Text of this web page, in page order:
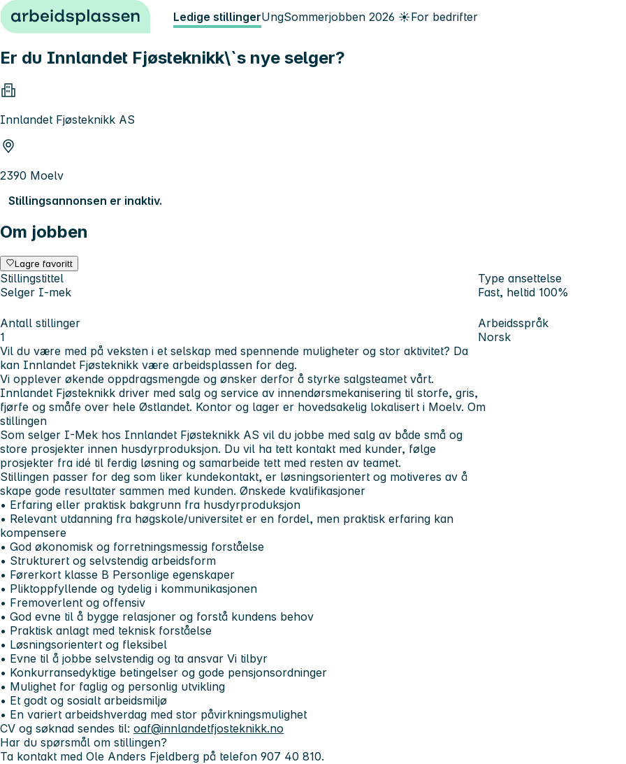
Hopp til innhold Ledige stillingerUngSommerjobben 2026 ☀️For bedrifter
Er du Innlandet Fjøsteknikk\`s nye selger?
Innlandet Fjøsteknikk AS
2390 Moelv
Stillingsannonsen er inaktiv.
Om jobben
Lagre favoritt
Stillingstittel
Selger I-mek
Type ansettelse
Fast, heltid 100%
Antall stillinger
1
Arbeidsspråk
Norsk
Vil du være med på veksten i et selskap med spennende muligheter og stor aktivitet? Da
kan Innlandet Fjøsteknikk være arbeidsplassen for deg.
Vi opplever økende oppdragsmengde og ønsker derfor å styrke salgsteamet vårt.
Innlandet Fjøsteknikk driver med salg og service av innendørsmekanisering til storfe, gris,
fjørfe og småfe over hele Østlandet. Kontor og lager er hovedsakelig lokalisert i Moelv. Om
stillingen
Som selger I-Mek hos Innlandet Fjøsteknikk AS vil du jobbe med salg av både små og
store prosjekter innen husdyrproduksjon. Du vil ha tett kontakt med kunder, følge
prosjekter fra idé til ferdig løsning og samarbeide tett med resten av teamet.
Stillingen passer for deg som liker kundekontakt, er løsningsorientert og motiveres av å
skape gode resultater sammen med kunden. Ønskede kvalifikasjoner
• Erfaring eller praktisk bakgrunn fra husdyrproduksjon
• Relevant utdanning fra høgskole/universitet er en fordel, men praktisk erfaring kan
kompensere
• God økonomisk og forretningsmessig forståelse
• Strukturert og selvstendig arbeidsform
• Førerkort klasse B Personlige egenskaper
• Pliktoppfyllende og tydelig i kommunikasjonen
• Fremoverlent og offensiv
• God evne til å bygge relasjoner og forstå kundens behov
• Praktisk anlagt med teknisk forståelse
• Løsningsorientert og fleksibel
• Evne til å jobbe selvstendig og ta ansvar Vi tilbyr
• Konkurransedyktige betingelser og gode pensjonsordninger
• Mulighet for faglig og personlig utvikling
• Et godt og sosialt arbeidsmiljø
• En variert arbeidshverdag med stor påvirkningsmulighet
CV og søknad sendes til: oaf@innlandetfjosteknikk.no
Har du spørsmål om stillingen?
Ta kontakt med Ole Anders Fjeldberg på telefon 907 40 810.